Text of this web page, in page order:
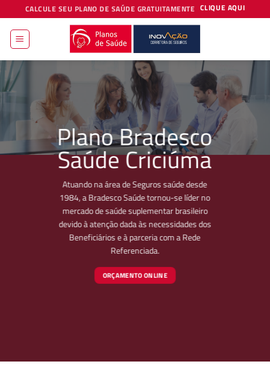
to
content
CALCULE SEU PLANO DE SAÚDE GRATUITAMENTE CLIQUE AQUI
Plano Bradesco
Saúde Criciúma
Atuando na área de Seguros saúde desde
1984, a Bradesco Saúde tornou-se líder no
mercado de saúde suplementar brasileiro
devido à atenção dada às necessidades dos
Beneficiários e à parceria com a Rede
Referenciada.
ORÇAMENTO ONLINE